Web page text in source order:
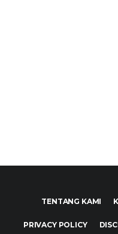
TENTANG KAMI
PRIVACY POLICY